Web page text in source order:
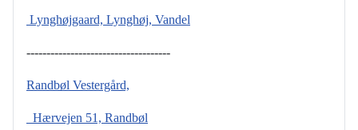
Lynghøjgaard, Lynghøj, Vandel
------------------------------------
Randbøl Vestergård,
Hærvejen 51, Randbøl